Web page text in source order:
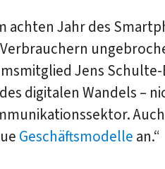
achten Jahr des
Jens
digitalen Wandels –
Geschäftsmodelle an.“